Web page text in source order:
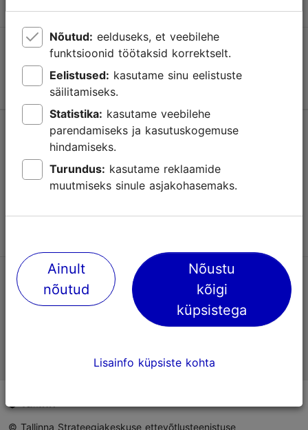
Jälgi meid @ VisitTallinn
Kasutajatingimused
Võta meiega ühendust
TripAdvisori® hinnangud ja arvustused
© Tallinna Strateegiakeskuse ettevõtlusteenistuse
Nõutud:
funktsioonid töötaksid korrektselt.
Eelistused:
säilitamiseks.
Statistika:
parendamiseks ja kasutuskogemuse
hindamiseks.
Turundus:
muutmiseks sinule asjakohasemaks.
Ainult
nõutud
Nõustu
kõigi
küpsistega
Lisainfo küpsiste kohta